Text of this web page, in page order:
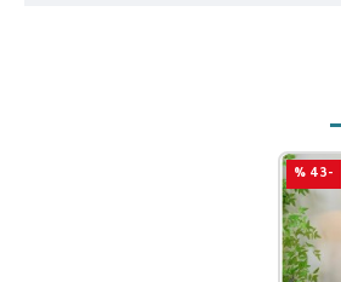
-43 %